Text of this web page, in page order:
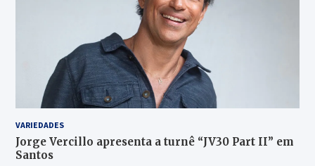
VARIEDADES
Jorge Vercillo apresenta a turnê “JV30 Part II” em
Santos